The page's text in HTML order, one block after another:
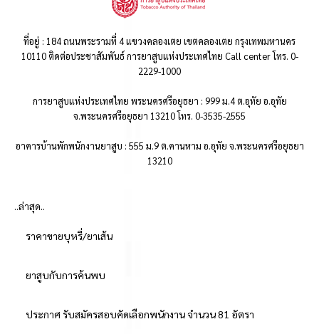
ที่อยู่ : 184 ถนนพระรามที่ 4 แขวงคลองเตย เขตคลองเตย กรุงเทพมหานคร
10110 ติดต่อประชาสัมพันธ์ การยาสูบแห่งประเทศไทย Call center โทร. 0-
2229-1000
การยาสูบแห่งประเทศไทย พระนครศรีอยุธยา : 999 ม.4 ต.อุทัย อ.อุทัย
จ.พระนครศรีอยุธยา 13210 โทร. 0-3535-2555
อาคารบ้านพักพนักงานยาสูบ : 555 ม.9 ต.คานหาม อ.อุทัย จ.พระนครศรีอยุธยา
13210
..ล่าสุด..
ราคาขายบุหรี่/ยาเส้น
ยาสูบกับการค้นพบ
ประกาศ รับสมัครสอบคัดเลือกพนักงาน จำนวน 81 อัตรา